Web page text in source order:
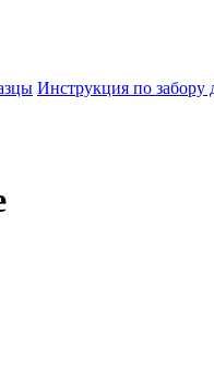
Инструкция по забору